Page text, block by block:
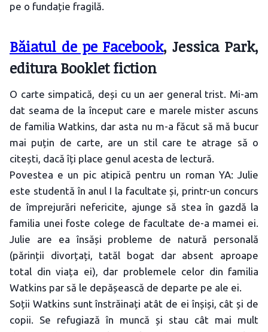
pe o fundație fragilă.
Băiatul de pe Facebook, Jessica Park,
editura Booklet fiction
O carte simpatică, deși cu un aer general trist. Mi-am
dat seama de la început care e marele mister ascuns
de familia Watkins, dar asta nu m-a făcut să mă bucur
mai puțin de carte, are un stil care te atrage să o
citești, dacă îți place genul acesta de lectură.
Povestea e un pic atipică pentru un roman YA: Julie
este studentă în anul I la facultate și, printr-un concurs
de împrejurări nefericite, ajunge să stea în gazdă la
familia unei foste colege de facultate de-a mamei ei.
Julie are ea însăși probleme de natură personală
(părinții divorțați, tatăl bogat dar absent aproape
total din viața ei), dar problemele celor din familia
Watkins par să le depășească de departe pe ale ei.
Soții Watkins sunt înstrăinați atât de ei înșiși, cât și de
copii. Se refugiază în muncă și stau cât mai mult